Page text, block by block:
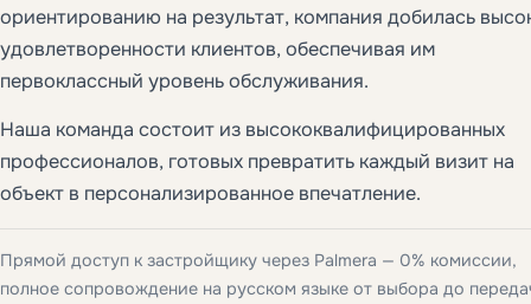
ориентированию на результат, компания добилась
удовлетворенности клиентов, обеспечивая им
первоклассный уровень обслуживания.
Наша команда состоит из высококвалифицированных
профессионалов, готовых превратить каждый визит на
объект в персонализированное впечатление.
Прямой доступ к застройщику через Palmera — 0% комиссии,
полное сопровождение на русском языке от выбора до